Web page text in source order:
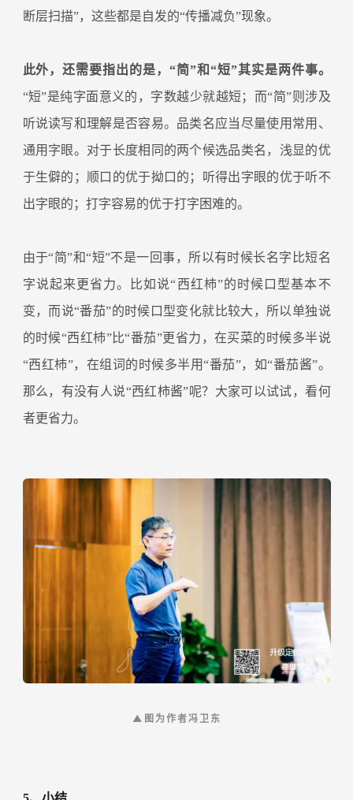
断层扫描”，这些都是自发的“传播减负”现象。
此外，还需要指出的是，“简”和“短”其实是两件事。
“短”是纯字面意义的，字数越少就越短；而“简”则涉及
听说读写和理解是否容易。品类名应当尽量使用常用、
通用字眼。对于长度相同的两个候选品类名，浅显的优
于生僻的；顺口的优于拗口的；听得出字眼的优于听不
出字眼的；打字容易的优于打字困难的。
由于“简”和“短”不是一回事，所以有时候长名字比短名
字说起来更省力。比如说“西红杮”的时候口型基本不
变，而说“番茄”的时候口型变化就比较大，所以单独说
的时候“西红杮”比“番茄”更省力，在买菜的时候多半说
“西红杮”，在组词的时候多半用“番茄”，如“番茄酱”。
那么，有没有人说“西红柿酱”呢？大家可以试试，看何
者更省力。
▲图为作者冯卫东